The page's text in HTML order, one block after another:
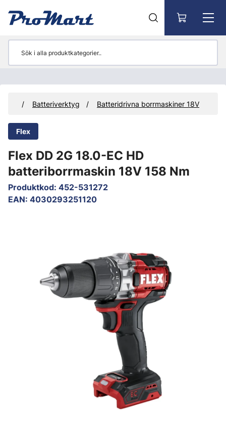
Batteriverktyg Batteridrivna borrmaskiner 18V
Flex
Flex DD 2G 18.0-EC HD
batteriborrmaskin 18V 158 Nm
Produktkod: 452-531272
EAN: 4030293251120